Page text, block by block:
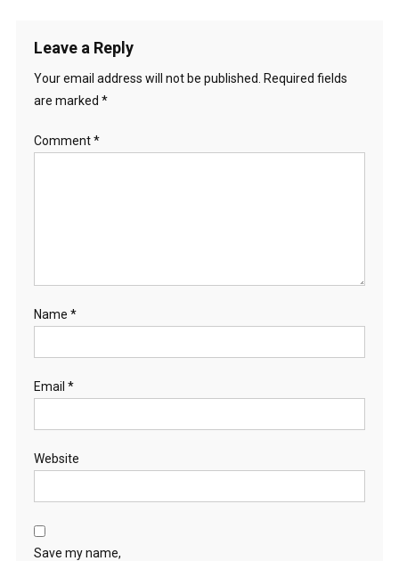
Leave a Reply
Your email address will not be published. Required fields
are marked *
Comment*
Name *
Email *
Website
Save my name,